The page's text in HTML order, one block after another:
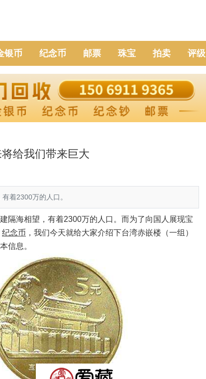
银币 纪念币 邮票 珠宝 拍卖 评级
给我们带来巨大
着2300万的人口。
隔海相望，有着2300万的人口。而为了向国人展现宝
纪念币 ，我们今天就给大家介绍下台湾赤嵌楼（一组）
信息。